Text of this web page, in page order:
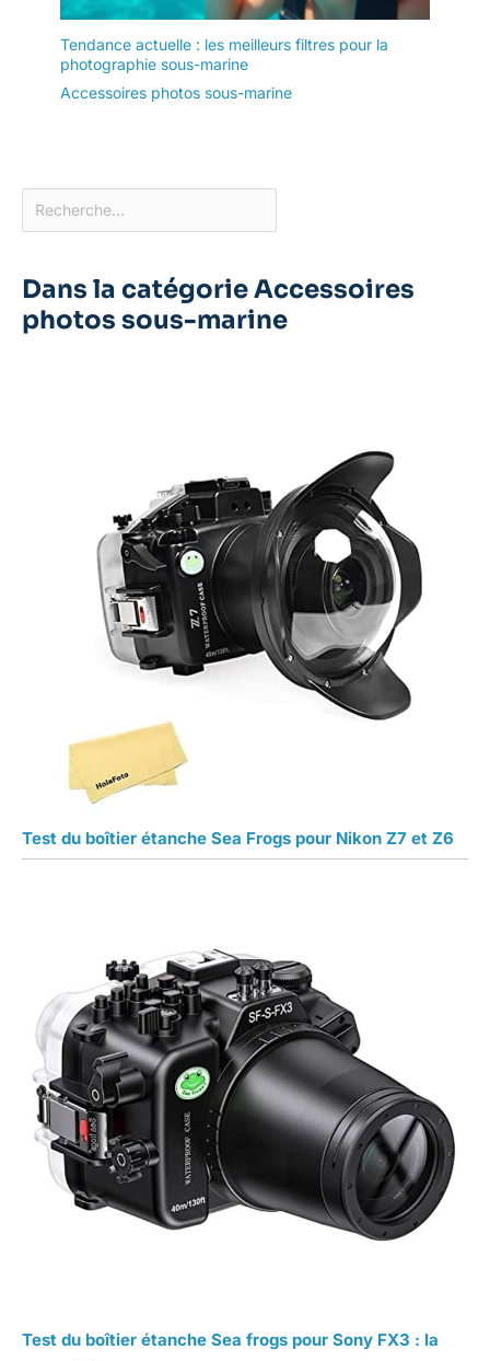
Tendance actuelle : les meilleurs filtres pour la
photographie sous-marine
Accessoires photos sous-marine
Dans la catégorie Accessoires
photos sous-marine
Test du boîtier étanche Sea Frogs pour Nikon Z7 et Z6
Test du boîtier étanche Sea frogs pour Sony FX3 : la